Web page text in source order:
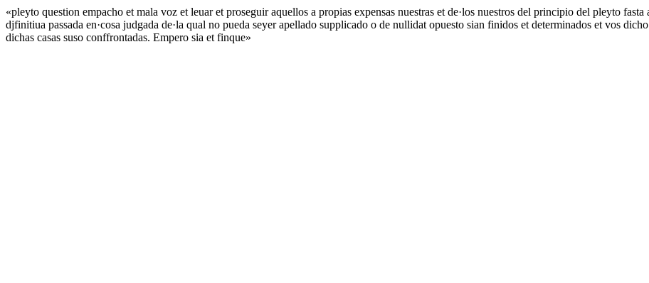
«pleyto question empacho et mala voz et leuar et proseguir aquellos a propias expensas nuestras et de·los nuestros del principio del pleyto
djfinitiua passada en·cosa judgada de·la qual no pueda seyer apellado supplicado o de nullidat opuesto sian finidos et determinados et vos
dichas casas suso conffrontadas. Empero sia et finque»